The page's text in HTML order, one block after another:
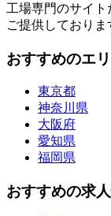
工場専門のサイ
ご提供しておりま
おすすめのエ
東京都
神奈川県
大阪府
愛知県
福岡県
おすすめの求